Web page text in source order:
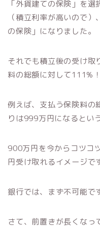
「外貨建ての保険」を
（積立利率が高いので
の保険」になりました。
それでも積立後の受け取
料の総額に対して111%！
例えば、支払う保険料の
りは999万円になるとい
900万円を今からコツコ
円受け取れるイメージで
銀行では、まず不可能で
さて、前置きが長くなっ